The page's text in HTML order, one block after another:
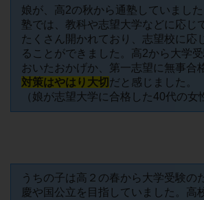
娘が、高2の秋から通塾していました
塾では、教科や志望大学などに応じ
たくさん開かれており、志望校に応
ることができました。高2から大学
おいたおかげか、第一志望に無事合
対策はやはり大切 だと感じました。
（娘が志望大学に合格した40代の女
うちの子は高２の春から大学受験の
慶や国公立を目指していました。高